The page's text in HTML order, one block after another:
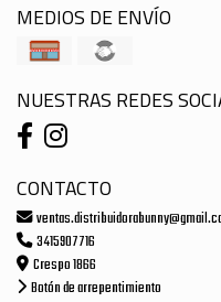
MEDIOS DE ENVÍO
NUESTRAS REDES
CONTACTO
3415907716
Crespo 1866
Botón de arrepentimiento